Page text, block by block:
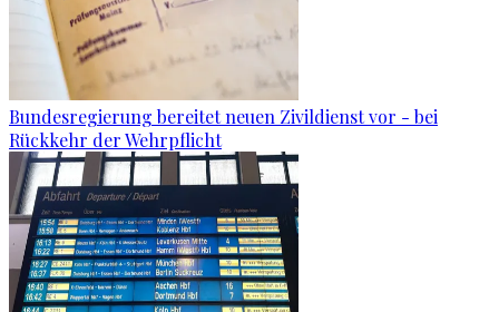
Bundesregierung bereitet neuen Zivildienst vor - bei
Rückkehr der Wehrpflicht